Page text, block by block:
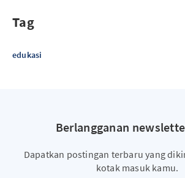
Tag
edukasi
Berlangganan
Dapatkan postingan terbaru yang
kotak masuk kamu.